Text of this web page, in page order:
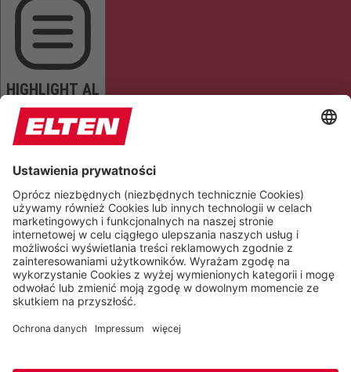
HIGHLIGHT AL
READ PAGE MUTE SOUNDS STOP ANIMATIONS
Reset Settings